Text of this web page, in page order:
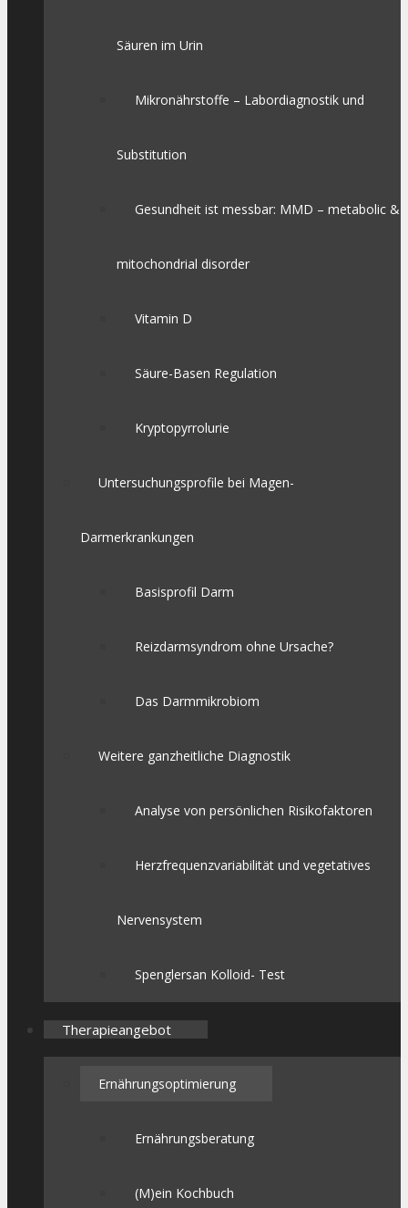
Säuren im Urin
Mikronährstoffe – Labordiagnostik und
Substitution
Gesundheit ist messbar: MMD – metabolic &
mitochondrial disorder
Vitamin D
Säure-Basen Regulation
Kryptopyrrolurie
Untersuchungsprofile bei Magen-
Darmerkrankungen
Basisprofil Darm
Reizdarmsyndrom ohne Ursache?
Das Darmmikrobiom
Weitere ganzheitliche Diagnostik
Analyse von persönlichen Risikofaktoren
Herzfrequenzvariabilität und vegetatives
Nervensystem
Spenglersan Kolloid- Test
Therapieangebot
Ernährungsoptimierung
Ernährungsberatung
(M)ein Kochbuch